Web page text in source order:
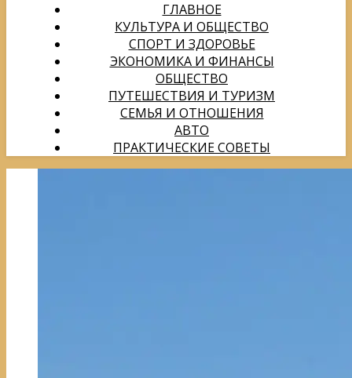
ГЛАВНОЕ
КУЛЬТУРА И ОБЩЕСТВО
СПОРТ И ЗДОРОВЬЕ
ЭКОНОМИКА И ФИНАНСЫ
ОБЩЕСТВО
ПУТЕШЕСТВИЯ И ТУРИЗМ
СЕМЬЯ И ОТНОШЕНИЯ
АВТО
ПРАКТИЧЕСКИЕ СОВЕТЫ